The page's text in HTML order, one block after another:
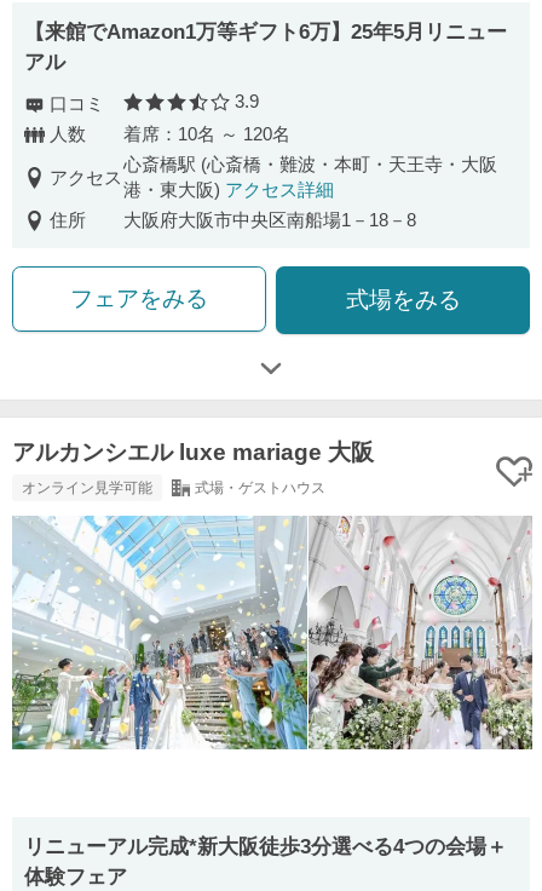
【来館でAmazon1万等ギフト6万】25年5月リニュー
アル
口コミ 口コミ評価
3.9
人数
着席：10名 ～ 120名
アクセス
心斎橋駅 (心斎橋・難波・本町・天王寺・大阪
港・東大阪) アクセス詳細
住所
大阪府大阪市中央区南船場1－18－8
フェアをみる 式場をみる
アルカンシエル luxe mariage 大阪
オンライン見学可能 式場・ゲストハウス
リニューアル完成*新大阪徒歩3分選べる4つの会場＋
体験フェア